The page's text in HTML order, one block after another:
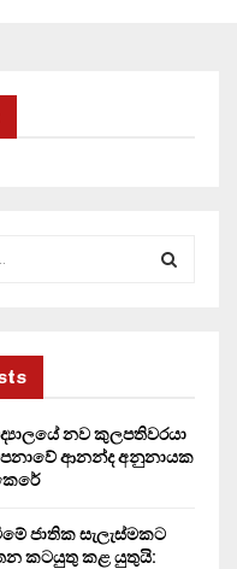
R
නව කුලපතිවරයා
ආනන්ද අනුනායක
ජාතික සැලැස්මකට
කටයුතු කළ යුතුයි: